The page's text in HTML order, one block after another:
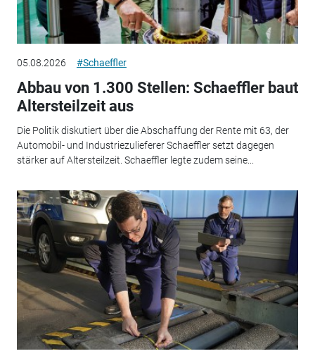
05.08.2026 #Schaeffler
Abbau von 1.300 Stellen: Schaeffler baut
Altersteilzeit aus
Die Politik diskutiert über die Abschaffung der Rente mit 63, der
Automobil- und Industriezulieferer Schaeffler setzt dagegen
stärker auf Altersteilzeit. Schaeffler legte zudem seine...